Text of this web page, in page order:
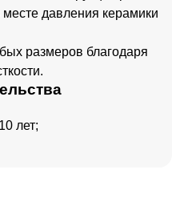
давления керамики
размеров благодаря
лет;